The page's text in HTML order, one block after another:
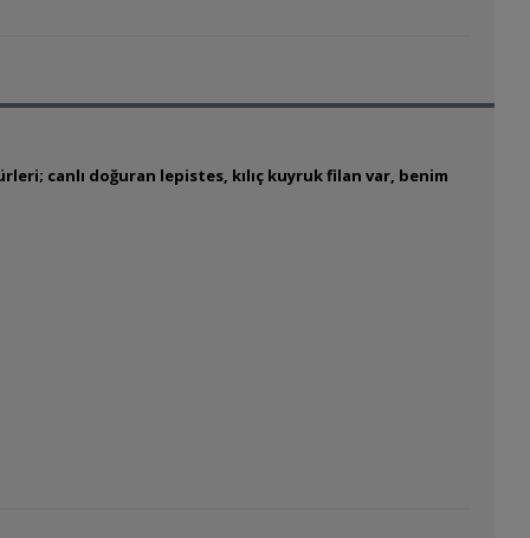
canlı doğuran lepistes, kılıç kuyruk filan var, benim